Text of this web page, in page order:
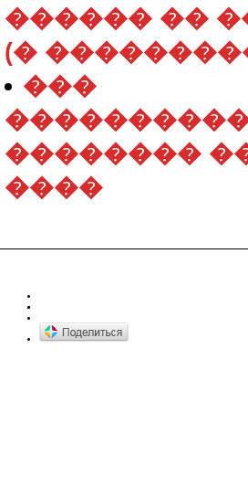
������ ��
(�
���
��������
����